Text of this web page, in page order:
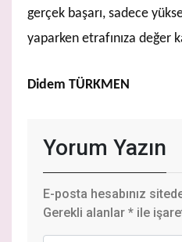
gerçek başarı, sadece
yaparken etrafınıza değer
Didem TÜRKMEN
Yorum Yazın
E-posta hesabınız
Gerekli alanlar * ile